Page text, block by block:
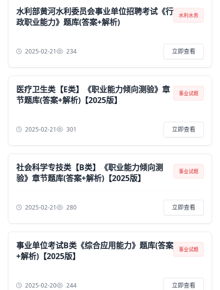
水利部黄河水利委员会事业单位招聘考试《行
政职业能力》题库(答案+解析)
水利水务
2025-02-21 234 立即查看
医疗卫生类【E类】《职业能力倾向测验》章
节题库(答案+解析)【2025版】
事业试题
2025-02-21 301 立即查看
社会科学专技类【B类】《职业能力倾向测
验》章节题库(答案+解析)【2025版】
事业试题
2025-02-21 280 立即查看
事业单位考试B类《综合应用能力》题库(答案
+解析)【2025版】
事业试题
2025-02-20 244 立即查看